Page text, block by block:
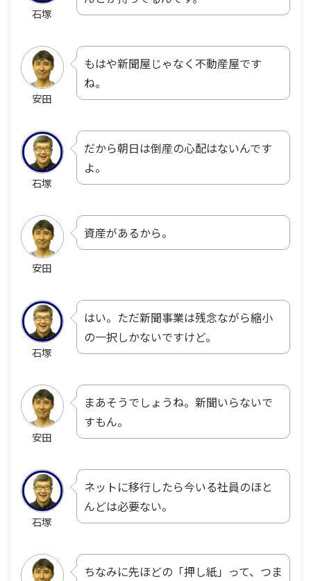
石塚
安田
もはや新聞屋じゃなく不動産屋です
ね。
石塚
だから朝日は倒産の心配はないんです
よ。
安田
資産があるから。
石塚
はい。ただ新聞事業は残念ながら縮小
の一択しかないですけど。
安田
まあそうでしょうね。新聞いらないで
すもん。
石塚
ネットに移行したら今いる社員のほと
んどは必要ない。
ちなみに先ほどの「押し紙」って、つま